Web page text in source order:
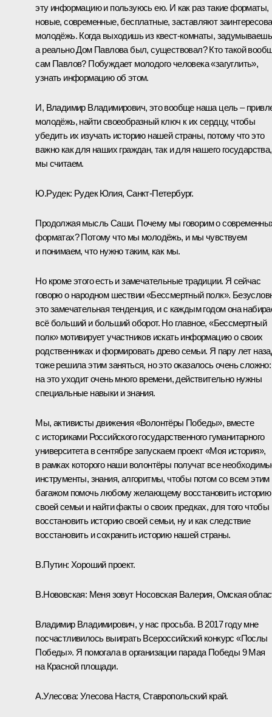
эту информацию и пользуюсь ею. И как раз такие форматы,
новые, современные, бесплатные, заставляют
молодёжь. Когда выходишь из квест-комнаты,
а реально Дом Павлова был, существовал? Кто такой
сам Павлов? Побуждает молодого человека «загуглить»,
узнать информацию об этом.
И, Владимир Владимирович, это вообще наша цель –
молодёжь, найти своеобразный ключ к их сердцу, чтобы
убедить их изучать историю нашей страны, потому что это
важно как для наших граждан, так и для нашего государства,
мы считаем.
Ю.Рудек: Рудек Юлия, Санкт-Петербург.
Продолжая мысль Саши. Почему мы говорим о
форматах? Потому что мы молодёжь, и мы чувствуем
и понимаем, что нужно таким, как мы.
Но кроме этого есть и замечательные традиции. Я сейчас
говорю о народном шествии «Бессмертный полк».
это замечательная тенденция, и с каждым годом она
всё больший и больший оборот. Но главное, «Бессмертный
полк» мотивирует участников искать информацию о своих
родственниках и формировать древо семьи. Я пару лет
тоже решила этим заняться, но это оказалось очень сложно:
на это уходит очень много времени, действительно нужны
специальные навыки и знания.
Мы, активисты движения «Волонтёры Победы», вместе
с историками Российского государственного гуманитарного
университета в сентябре запускаем проект «Моя история»,
в рамках которого наши волонтёры получат все
инструменты, знания, алгоритмы, чтобы потом со всем этим
багажом помочь любому желающему восстановить историю
своей семьи и найти факты о своих предках, для того чтобы
восстановить историю своей семьи, ну и как следствие
восстановить и сохранить историю нашей страны.
В.Путин: Хороший проект.
В.Нововская: Меня зовут Носовская Валерия, Омская
Владимир Владимирович, у нас просьба. В 2017 году мне
посчастливилось выиграть Всероссийский конкурс «Послы
Победы». Я помогала в организации парада Победы 9 Мая
на Красной площади.
А.Улесова: Улесова Настя, Ставропольский край.